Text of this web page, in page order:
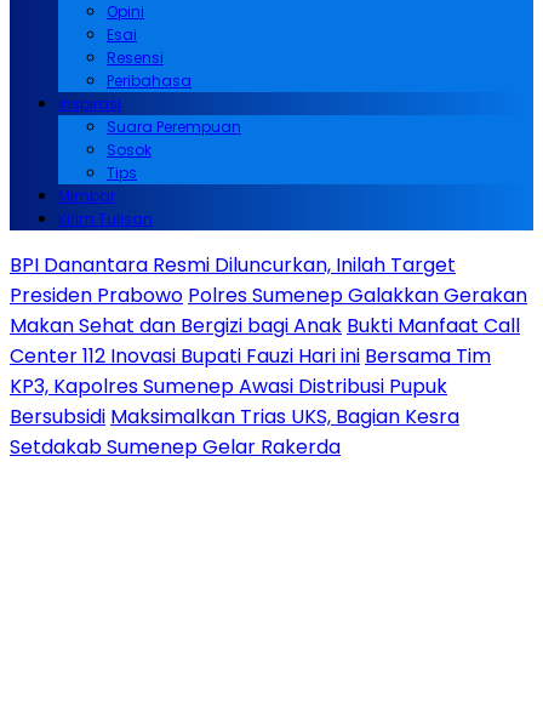
Opini
Esai
Resensi
Peribahasa
Inspirasi
Suara Perempuan
Sosok
Tips
Mimbar
Kirim Tulisan
BPI Danantara Resmi Diluncurkan, Inilah Target
Presiden Prabowo Polres Sumenep Galakkan Gerakan
Makan Sehat dan Bergizi bagi Anak Bukti Manfaat Call
Center 112 Inovasi Bupati Fauzi Hari ini Bersama Tim
KP3, Kapolres Sumenep Awasi Distribusi Pupuk
Bersubsidi Maksimalkan Trias UKS, Bagian Kesra
Setdakab Sumenep Gelar Rakerda